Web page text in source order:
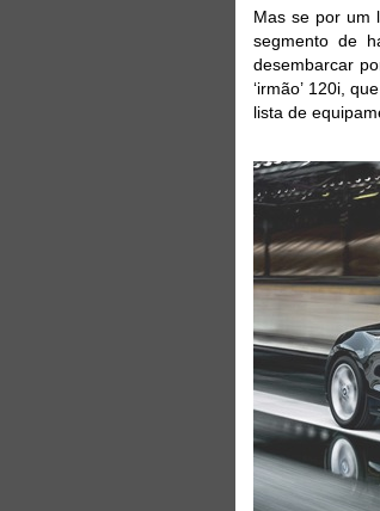
Mas se por um
segmento de
desembarcar
‘irmão’ 120i,
lista de